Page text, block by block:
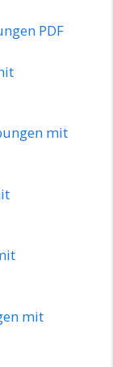
PDF
mit
mit